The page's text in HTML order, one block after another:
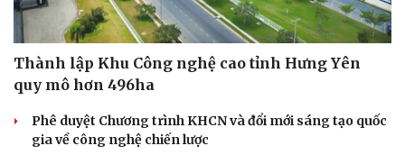
Thành lập Khu Công nghệ cao tỉnh Hưng Yên
quy mô hơn 496ha
Phê duyệt Chương trình KHCN và đổi mới sáng tạo quốc
gia về công nghệ chiến lược